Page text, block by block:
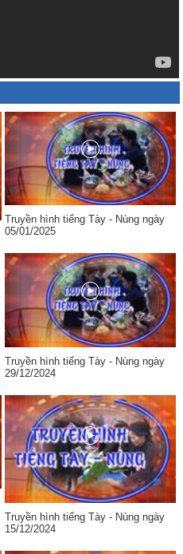
Truyền hình tiếng Tày - Nùng ngày
05/01/2025
Truyền hình tiếng Tày - Nùng ngày
29/12/2024
Truyền hình tiếng Tày - Nùng ngày
15/12/2024